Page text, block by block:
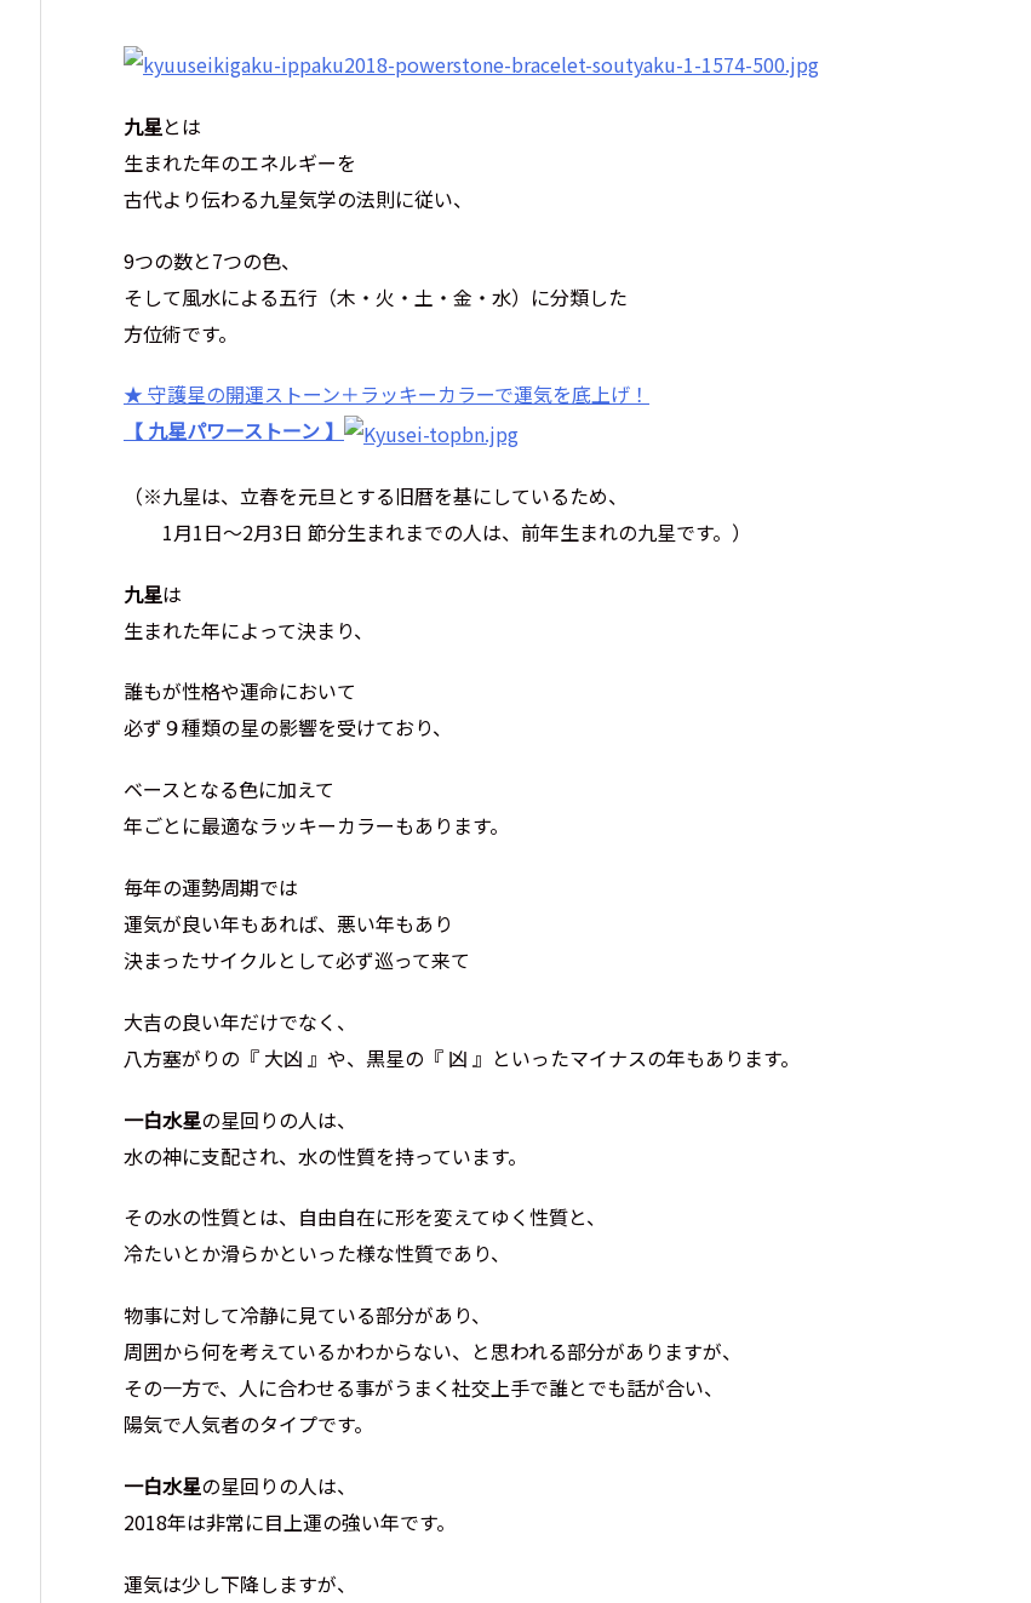
九星とは
生まれた年のエネルギーを
古代より伝わる九星気学の法則に従い、
9つの数と7つの色、
そして風水による五行（木・火・土・金・水）に分類した
方位術です。
★ 守護星の開運ストーン＋ラッキーカラーで運気を底上げ！
【 九星パワーストーン 】
（※九星は、立春を元旦とする旧暦を基にしているため、
1月1日～2月3日 節分生まれまでの人は、前年生まれの九星です。）
九星は
生まれた年によって決まり、
誰もが性格や運命において
必ず９種類の星の影響を受けており、
ベースとなる色に加えて
年ごとに最適なラッキーカラーもあります。
毎年の運勢周期では
運気が良い年もあれば、悪い年もあり
決まったサイクルとして必ず巡って来て
大吉の良い年だけでなく、
八方塞がりの『 大凶 』や、黒星の『 凶 』といったマイナスの年もあります。
一白水星の星回りの人は、
水の神に支配され、水の性質を持っています。
その水の性質とは、自由自在に形を変えてゆく性質と、
冷たいとか滑らかといった様な性質であり、
物事に対して冷静に見ている部分があり、
周囲から何を考えているかわからない、と思われる部分がありますが、
その一方で、人に合わせる事がうまく社交上手で誰とでも話が合い、
陽気で人気者のタイプです。
一白水星の星回りの人は、
2018年は非常に目上運の強い年です。
運気は少し下降しますが、